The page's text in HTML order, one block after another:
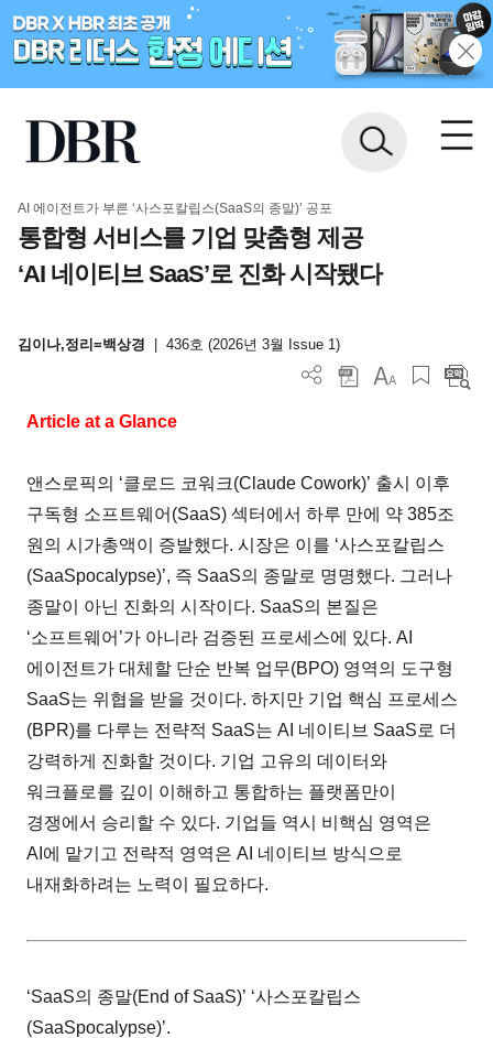
AI 에이전트가 부른 ‘사스포칼립스(SaaS의 종말)’ 공포
통합형 서비스를 기업 맞춤형 제공
‘AI 네이티브 SaaS’로 진화 시작됐다
김이나,정리=백상경 436호 (2026년 3월 Issue 1)
Article at a Glance
앤스로픽의 ‘클로드 코워크(Claude Cowork)’ 출시 이후
구독형 소프트웨어(SaaS) 섹터에서 하루 만에 약 385조
원의 시가총액이 증발했다. 시장은 이를 ‘사스포칼립스
(SaaSpocalypse)’, 즉 SaaS의 종말로 명명했다. 그러나
종말이 아닌 진화의 시작이다. SaaS의 본질은
‘소프트웨어’가 아니라 검증된 프로세스에 있다. AI
에이전트가 대체할 단순 반복 업무(BPO) 영역의 도구형
SaaS는 위협을 받을 것이다. 하지만 기업 핵심 프로세스
(BPR)를 다루는 전략적 SaaS는 AI 네이티브 SaaS로 더
강력하게 진화할 것이다. 기업 고유의 데이터와
워크플로를 깊이 이해하고 통합하는 플랫폼만이
경쟁에서 승리할 수 있다. 기업들 역시 비핵심 영역은
AI에 맡기고 전략적 영역은 AI 네이티브 방식으로
내재화하려는 노력이 필요하다.
‘SaaS의 종말(End of SaaS)’ ‘사스포칼립스
(SaaSpocalypse)’.